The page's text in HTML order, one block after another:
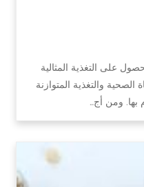
على التغذية المثالية
والتغذية المتوازنة
بها. ومن أج…